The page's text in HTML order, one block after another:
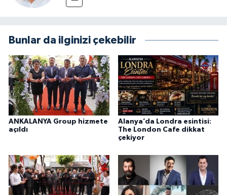
Bunlar da ilginizi çekebilir
ANKALANYA Group hizmete
açıldı
Alanya’da Londra esintisi:
The London Cafe dikkat
çekiyor